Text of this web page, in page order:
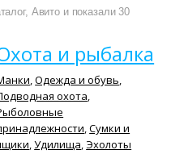
Авито и показали 30
и рыбалка
,Одежда и обувь,
охота,
,Сумки и
,Удилища,Эхолоты